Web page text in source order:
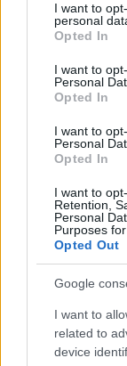
not limited to
grant or deny
use your data
consent section.
I want to
personal
Opted In
I want to
Personal
Opted In
I want to
Personal
Opted In
I want to
Retention,
Personal
Purposes
Opted Out
Google
I want to
related to
device
Lama sega
Pvc Inox
Lama sega